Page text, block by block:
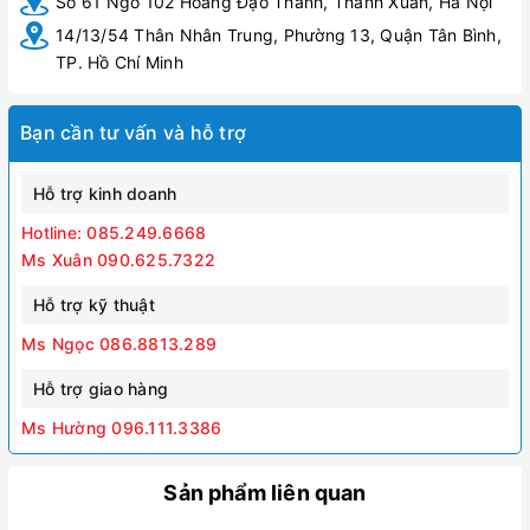
Không cần bảo trì: Bình thép không gỉ chống ăn mòn,
chịu được nhiệt độ lên tới 90 độ, giảm tốc độ ăn mòn ,
Cầu dao chống rò điện tích hợp.
Tự động ngắt điện.
Đèn led dễ nhận biết và sử dụng ngay cả khi bình
được lắp ở vị trí cao quá đầu.
Vỏ chống nước: IPX4, chống nước từ nhiều hướng.
Tuân thủ quy định vật liệu chống cháy.
Xốp cách nhiệt dạng cong giúp giảm thiểu thoát nhiệt.
14/13/54 Thân Nhân Trung, Phường 13, Quận Tân Bình,
TP. Hồ Chí Minh
Bạn cần tư vấn và hỗ trợ
Hỗ trợ kinh doanh
Hotline: 085.249.6668
Ms Xuân 090.625.7322
Hỗ trợ kỹ thuật
Ms Ngọc 086.8813.289
Hỗ trợ giao hàng
Ms Hường 096.111.3386
Sản phẩm liên quan